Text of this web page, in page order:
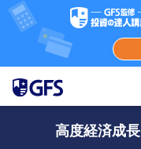
高度経済成長